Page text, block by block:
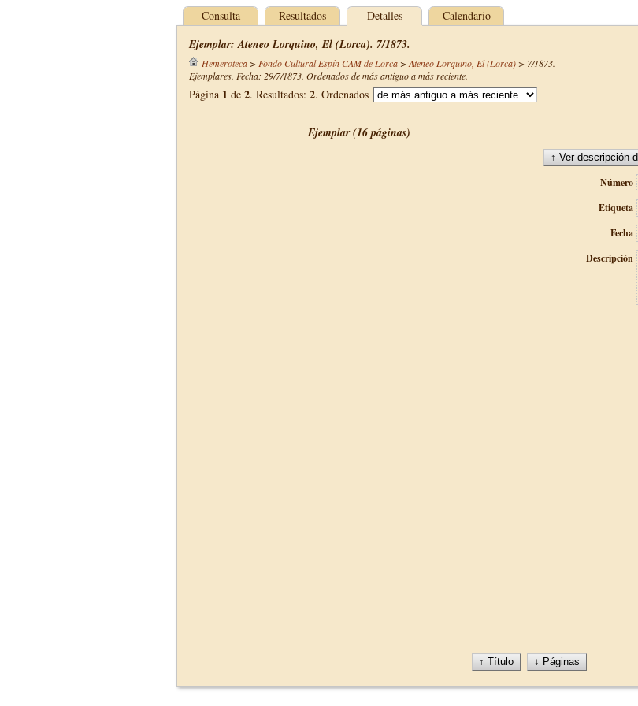
Consulta Resultados Detalles Calendario
Ejemplar: Ateneo Lorquino, El (Lorca). 7/1873.
Hemeroteca> Fondo Cultural Espín CAM de Lorca> Ateneo Lorquino, El (Lorca)> 7/1873.
Ejemplares. Fecha: 29/7/1873. Ordenados de más antiguo a más reciente.
Página 1 de 2. Resultados: 2. Ordenados
Ejemplar (16 páginas)
Número
Etiqueta
Fecha
Descripción